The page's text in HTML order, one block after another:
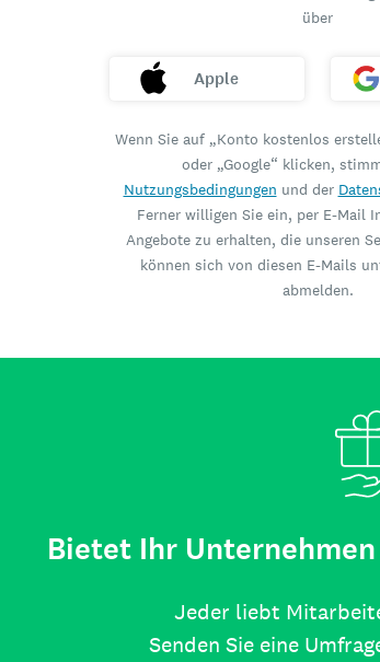
über
Apple
Wenn Sie auf „Konto kostenlos
oder „Google“ klicken,
Nutzungsbedingungen und der
Ferner willigen Sie ein, per E-Mail
Angebote zu erhalten, die unseren
können sich von diesen E-Mails
abmelden.
Bietet Ihr
Jeder liebt
Senden Sie eine